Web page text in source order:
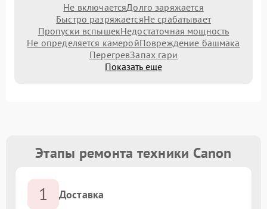
Не включаетсяДолго заряжается
Быстро разряжаетсяНе срабатывает
Пропуски вспышекНедостаточная мощность
Не определяется камеройПовреждение башмака
ПерегревЗапах гари
Показать еще
Этапы ремонта техники Canon
1 Доставка